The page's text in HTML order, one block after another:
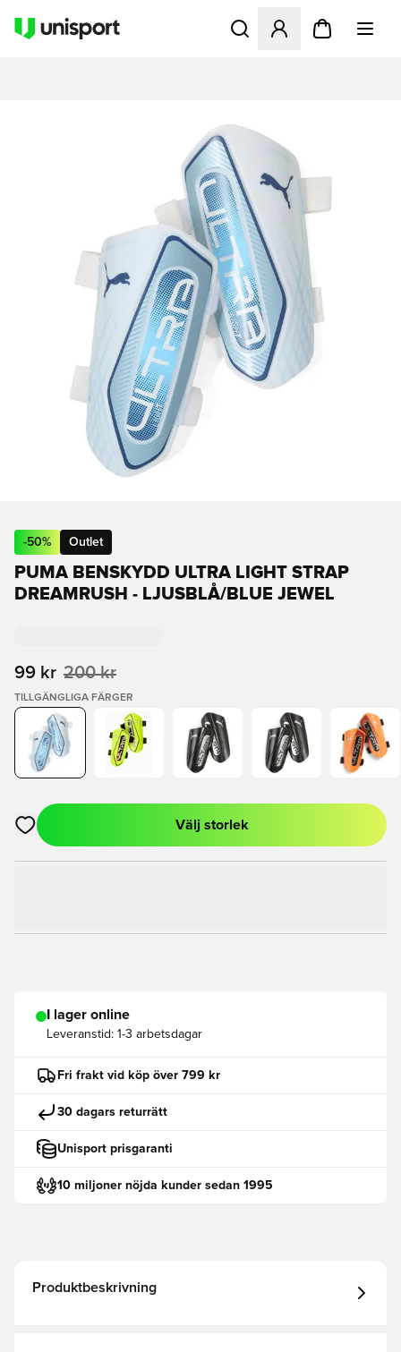
Öppnar en Modal för att
-50% Outlet
PUMA BENSKYDD ULTRA LIGHT STRAP
DREAMRUSH - LJUSBLÅ/BLUE JEWEL
99 kr 200 kr
TILLGÄNGLIGA FÄRGER
Öppnar en Modal för att logga in eller registrera dig som
Välj storlek
I lager online
Leveranstid: 1-3 arbetsdagar
Fri frakt vid köp över 799 kr
30 dagars returrätt
Unisport prisgaranti
10 miljoner nöjda kunder sedan 1995
Produktbeskrivning